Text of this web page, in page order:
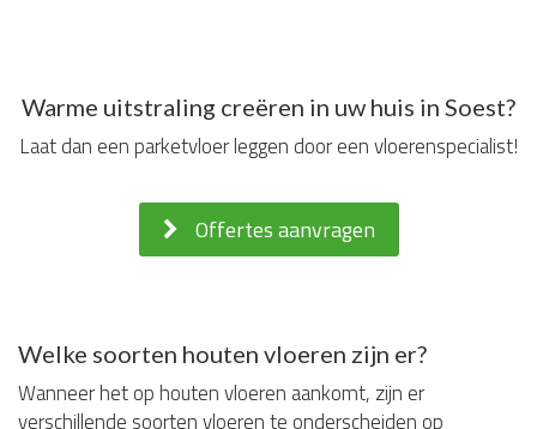
Warme uitstraling creëren in uw huis in Soest?
Laat dan een parketvloer leggen door een vloerenspecialist!
Offertes aanvragen
Welke soorten houten vloeren zijn er?
Wanneer het op houten vloeren aankomt, zijn er
verschillende soorten vloeren te onderscheiden op